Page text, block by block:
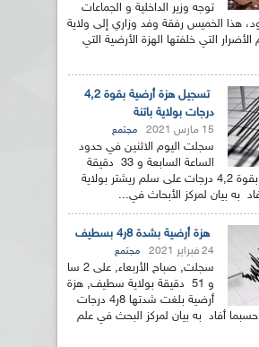
توجه وزير الداخلية و الجماعات
هذا الخميس رفقة وفد وزاري إلى ولاية
الأضرار التي خلفتها الهزة الأرضية التي
تسجيل هزة أرضية بقوة 4,2
درجات بولاية باتنة
15 مارس 2021 مجتمع
سجلت اليوم الاثنين في حدود
الساعة السابعة و 33 دقيقة
مساء هزة أرضية بقوة 4,2 درجات على سلم ريشتر بولاية
به بيان لمركز الأبحاث في...
هزة أرضية بشدة 8ر4 بسطيف
24 فبراير 2021 مجتمع
سجلت, صباح الأربعاء, على 2 سا
و 51 دقيقة بولاية سطيف, هزة
أرضية بلغت شدتها 8ر4 درجات
أفاد به بيان لمركز البحث في علم